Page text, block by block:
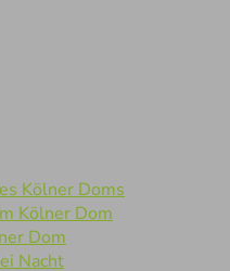
Kölner Doms
Kölner Dom
Dom
Nacht